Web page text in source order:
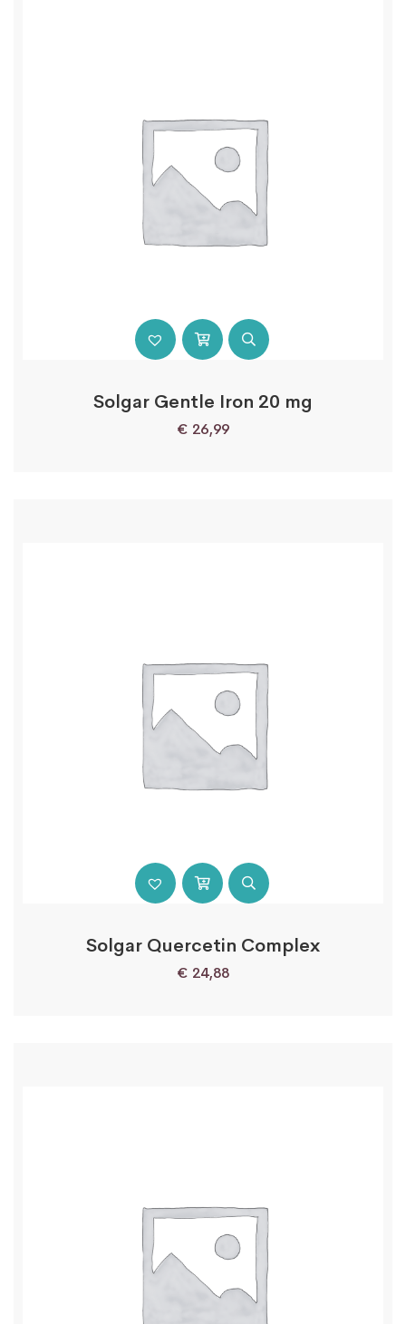
Solgar Gentle Iron 20 mg
€ 26,99
Solgar Quercetin Complex
€ 24,88